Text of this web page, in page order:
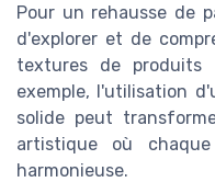
Pour un rehausse de
d'explorer et de
textures de produits
exemple, l'utilisation
solide peut
artistique où
harmonieuse.